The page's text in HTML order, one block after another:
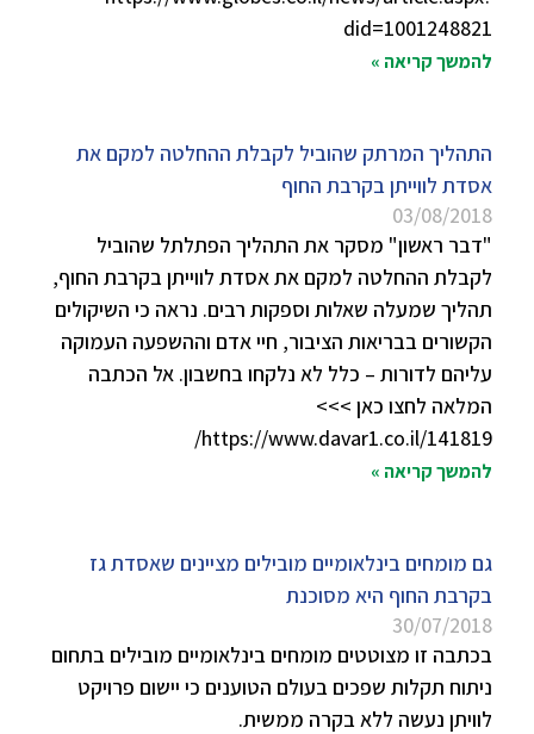
did=1001248821
להמשך קריאה »
התהליך המרתק שהוביל לקבלת ההחלטה למקם את
אסדת לווייתן בקרבת החוף
03/08/2018
"דבר ראשון" מסקר את התהליך הפתלתל שהוביל
לקבלת ההחלטה למקם את אסדת לווייתן בקרבת החוף,
תהליך שמעלה שאלות וספקות רבים. נראה כי השיקולים
הקשורים בבריאות הציבור, חיי אדם וההשפעה העמוקה
עליהם לדורות – כלל לא נלקחו בחשבון. אל הכתבה
המלאה לחצו כאן >>>
https://www.davar1.co.il/141819/
להמשך קריאה »
גם מומחים בינלאומיים מובילים מציינים שאסדת גז
בקרבת החוף היא מסוכנת
30/07/2018
בכתבה זו מצוטטים מומחים בינלאומיים מובילים בתחום
ניתוח תקלות שפכים בעולם הטוענים כי יישום פרויקט
לוויתן נעשה ללא בקרה ממשית.